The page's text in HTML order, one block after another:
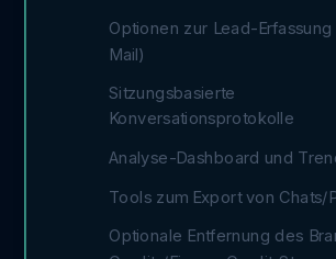
Optionen zur Lead-Erfassung
Mail)
Sitzungsbasierte
Konversationsprotokolle
Analyse-Dashboard und
Tools zum Export von Chats/
Optionale Entfernung des